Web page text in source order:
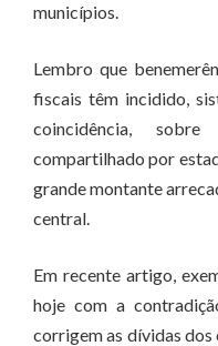
municípios.
Lembro que
fiscais têm incidido,
coincidência,
compartilhado por
grande montante
central.
Em recente artigo,
hoje com a
corrigem as dívidas dos